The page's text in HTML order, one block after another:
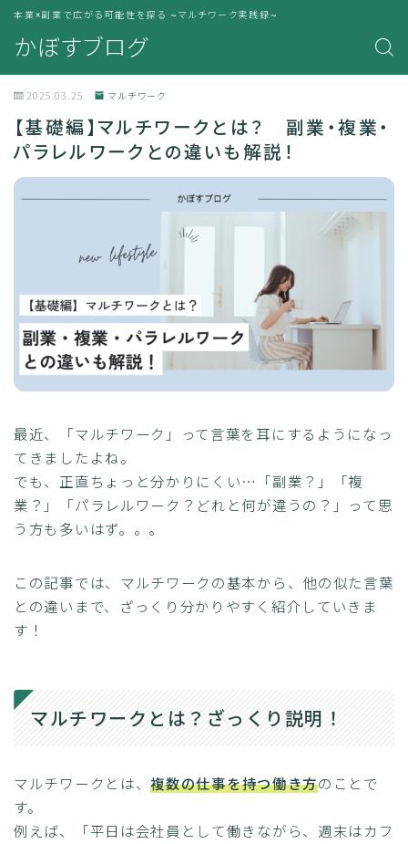
かぼすブログ
本業×副業で広がる可能性を探る ~マルチワーク実践録~
2025.03.25 マルチワーク
【基礎編】マルチワークとは？ 副業・複業・
パラレルワークとの違いも解説！
最近、「マルチワーク」って言葉を耳にするようになっ
てきましたよね。
でも、正直ちょっと分かりにくい…「副業？」「複
業？」「パラレルワーク？どれと何が違うの？」って思
う方も多いはず。。。
この記事では、マルチワークの基本から、他の似た言葉
との違いまで、ざっくり分かりやすく紹介していきま
す！
マルチワークとは？ざっくり説明！
マルチワークとは、複数の仕事を持つ働き方のことで
す。
例えば、「平日は会社員として働きながら、週末はカフ